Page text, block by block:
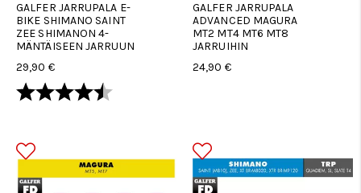
GALFER JARRUPALA E-
BIKE SHIMANO SAINT
ZEE SHIMANON 4-
MÄNTÄISEEN JARRUUN
29,90 €
Arvio:
GALFER JARRUPALA
ADVANCED MAGURA
MT2 MT4 MT6 MT8
JARRUIHIN
24,90 €